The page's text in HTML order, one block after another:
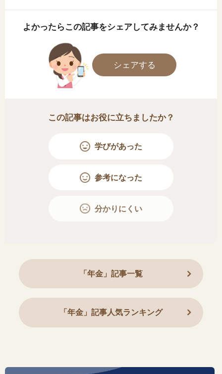
よかったらこの記事をシェアしてみませんか？
シェアする
この記事はお役に立ちましたか？
学びがあった
参考になった
分かりにくい
「年金」記事一覧
「年金」記事人気ランキング